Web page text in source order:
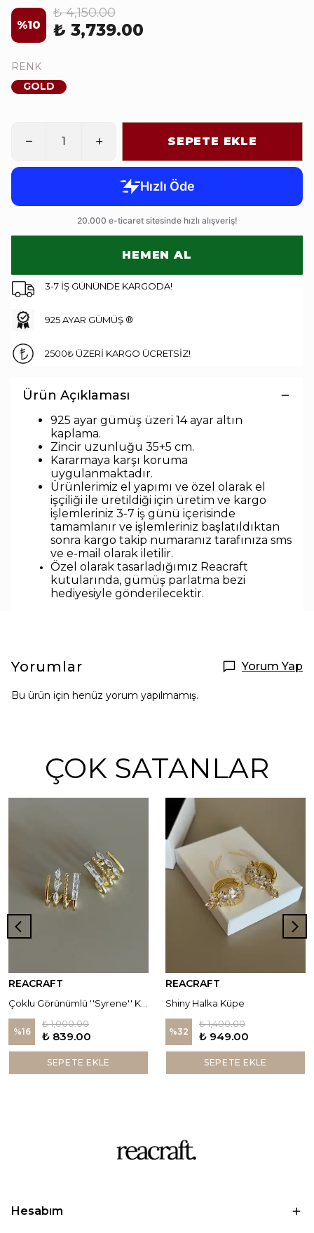
%10
₺ 4,150.00
₺ 3,739.00
RENK
GOLD
SEPETE EKLE
HEMEN AL
3-7 İŞ GÜNÜNDE KARGODA!
925 AYAR GÜMÜŞ ®
2500₺ ÜZERİ KARGO ÜCRETSİZ!
Ürün Açıklaması
925 ayar gümüş üzeri 14 ayar altın
kaplama.
Zincir uzunluğu 35+5 cm.
Kararmaya karşı koruma
uygulanmaktadır.
Ürünlerimiz el yapımı ve özel olarak el
işçiliği ile üretildiği için üretim ve kargo
işlemleriniz 3-7 iş günü içerisinde
tamamlanır ve işlemleriniz başlatıldıktan
sonra kargo takip numaranız tarafınıza sms
ve e-mail olarak iletilir.
Özel olarak tasarladığımız Reacraft
kutularında, gümüş parlatma bezi
hediyesiyle gönderilecektir.
Yorumlar Yorum Yap
Bu ürün için henüz yorum yapılmamış.
ÇOK SATANLAR
REACRAFT
%16
₺ 1,000.00
₺ 839.00
SEPETE EKLE
REACRAFT
Shiny Halka Küpe
%32
₺ 1,400.00
₺ 949.00
SEPETE EKLE
Hesabım